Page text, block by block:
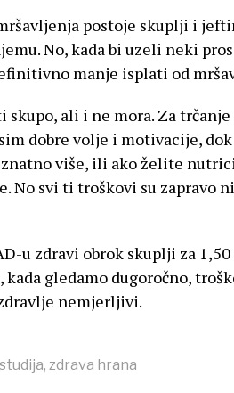
postoje skuplji i
No, kada bi uzeli neki
manje isplati od
skupo, ali i ne mora. Za
dobre volje i motivacije,
više, ili ako želite
No svi ti troškovi su zapravo
u zdravi obrok skuplji za
gledamo dugoročno,
nemjerljivi.
studija, zdrava hrana